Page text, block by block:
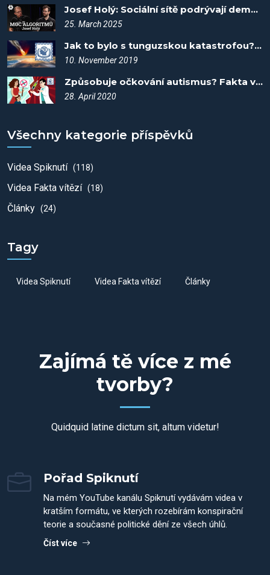
Josef Holý: Sociální sítě podrývají demokracii - Kujme pikle #4
25. March 2025
Jak to bylo s tunguzskou katastrofou? Fakta vítězí #1
10. November 2019
Způsobuje očkování autismus? Fakta vítězí #15
28. April 2020
Všechny kategorie příspěvků
Videa Spiknutí (118)
Videa Fakta vítězí (18)
Články (24)
Tagy
Videa Spiknutí Videa Fakta vítězí Články
Zajímá tě více z mé
tvorby?
Quidquid latine dictum sit, altum videtur!
Pořad Spiknutí
Na mém YouTube kanálu Spiknutí vydávám videa v
kratším formátu, ve kterých rozebírám konspirační
teorie a současné politické dění ze všech úhlů.
Číst více